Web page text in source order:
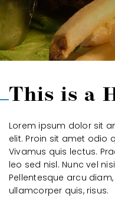
This is a
Lorem ipsum dolor sit
elit. Proin sit amet odio
Vivamus quis lectus.
leo sed nisl. Nunc vel
Pellentesque arcu
ullamcorper quis, risus.